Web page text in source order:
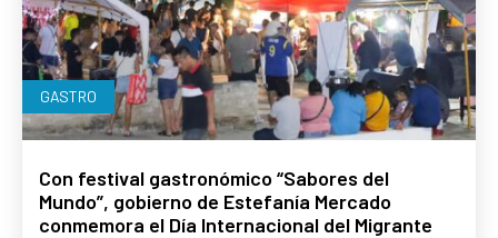
GASTRO
Con festival gastronómico “Sabores del
Mundo”, gobierno de Estefanía Mercado
conmemora el Día Internacional del Migrante